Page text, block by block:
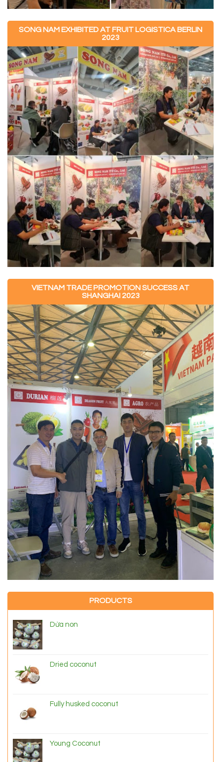
SONG NAM EXHIBITED AT FRUIT LOGISTICA BERLIN
2023
VIETNAM TRADE PROMOTION SUCCESS AT
SHANGHAI 2023
PRODUCTS
Dừa non
Dried coconut
Fully husked coconut
Young Coconut